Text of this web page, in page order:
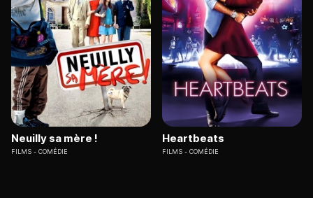
Neuilly sa mère !
FILMS COMÉDIE
Heartbeats
FILMS COMÉDIE